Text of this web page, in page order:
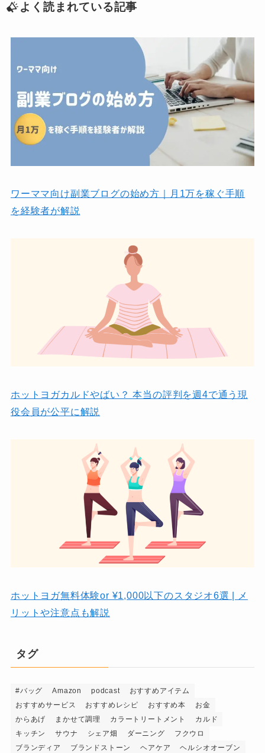
よく読まれている記事
ワーママ向け副業ブログの始め方｜月1万を稼ぐ手順
を経験者が解説
ホットヨガカルドやばい？ 本当の評判を週4で通う現
役会員が公平に解説
ホットヨガ無料体験or ¥1,000以下のスタジオ6選 | メ
リットや注意点も解説
タグ
#バッグ Amazon podcast
おすすめアイテム
おすすめサービス
おすすめレシピ おすすめ本
お金
からあげ
まかせて調理 カラートリートメント
カルド
キッチン
サウナ シェア畑 ダーニング
フクウロ
ブランディア
ブランドストーン ヘアケア
ヘルシオオーブン